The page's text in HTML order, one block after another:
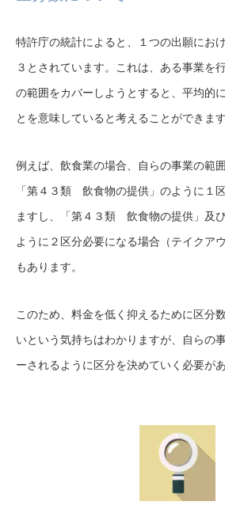
特許庁の統計によると、１つの出願にお
３とされています。これは、ある事業を
の範囲をカバーしようとすると、平均的
とを意味していると考えることができます
例えば、飲食業の場合、自らの事業の範
「第４３類 飲食物の提供」のように１
ますし、「第４３類 飲食物の提供」及
ように２区分必要になる場合（テイクア
もあります。
このため、料金を低く抑えるために区分
いという気持ちはわかりますが、自らの
ーされるように区分を決めていく必要があ